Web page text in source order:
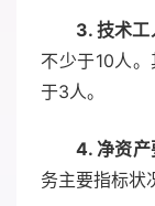
3. 技术
不少于10人
于3人。
4. 净资产
务主要指标状